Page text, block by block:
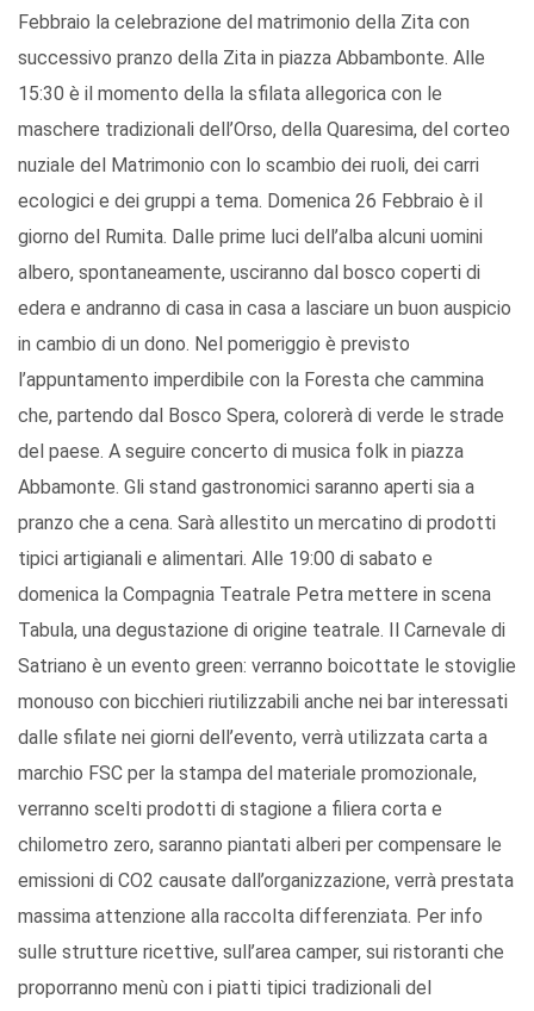
Febbraio la celebrazione del matrimonio della Zita con
successivo pranzo della Zita in piazza Abbambonte. Alle
15:30 è il momento della la sfilata allegorica con le
maschere tradizionali dell’Orso, della Quaresima, del corteo
nuziale del Matrimonio con lo scambio dei ruoli, dei carri
ecologici e dei gruppi a tema. Domenica 26 Febbraio è il
giorno del Rumita. Dalle prime luci dell’alba alcuni uomini
albero, spontaneamente, usciranno dal bosco coperti di
edera e andranno di casa in casa a lasciare un buon auspicio
in cambio di un dono. Nel pomeriggio è previsto
l’appuntamento imperdibile con la Foresta che cammina
che, partendo dal Bosco Spera, colorerà di verde le strade
del paese. A seguire concerto di musica folk in piazza
Abbamonte. Gli stand gastronomici saranno aperti sia a
pranzo che a cena. Sarà allestito un mercatino di prodotti
tipici artigianali e alimentari. Alle 19:00 di sabato e
domenica la Compagnia Teatrale Petra mettere in scena
Tabula, una degustazione di origine teatrale. Il Carnevale di
Satriano è un evento green: verranno boicottate le stoviglie
monouso con bicchieri riutilizzabili anche nei bar interessati
dalle sfilate nei giorni dell’evento, verrà utilizzata carta a
marchio FSC per la stampa del materiale promozionale,
verranno scelti prodotti di stagione a filiera corta e
chilometro zero, saranno piantati alberi per compensare le
emissioni di CO2 causate dall’organizzazione, verrà prestata
massima attenzione alla raccolta differenziata. Per info
sulle strutture ricettive, sull’area camper, sui ristoranti che
proporranno menù con i piatti tipici tradizionali del